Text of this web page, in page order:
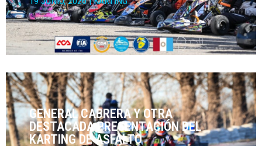
GENERAL CABRERA Y OTRA
DESTACADA PRESENTACIÓN DEL
KARTING DE ASFALTO